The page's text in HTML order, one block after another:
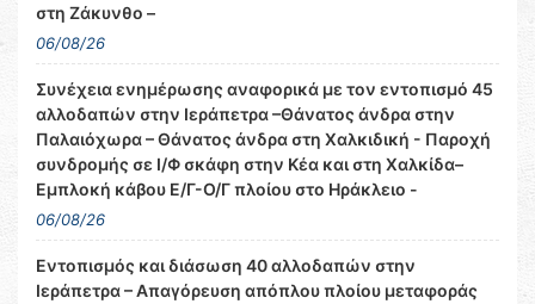
στη Ζάκυνθο –
06/08/26
Συνέχεια ενημέρωσης αναφορικά με τον εντοπισμό 45
αλλοδαπών στην Ιεράπετρα –Θάνατος άνδρα στην
Παλαιόχωρα – Θάνατος άνδρα στη Χαλκιδική - Παροχή
συνδρομής σε Ι/Φ σκάφη στην Κέα και στη Χαλκίδα–
Εμπλοκή κάβου Ε/Γ-Ο/Γ πλοίου στο Ηράκλειο -
06/08/26
Εντοπισμός και διάσωση 40 αλλοδαπών στην
Ιεράπετρα – Απαγόρευση απόπλου πλοίου μεταφοράς